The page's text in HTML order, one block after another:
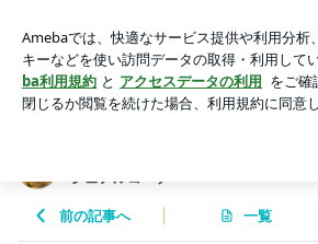
t 40代からのきれいめカジュアルコーデ
アプリをダウンロードして ブログの更新通知
ょう。
ジュアルコーデ
前の記事へ 一覧